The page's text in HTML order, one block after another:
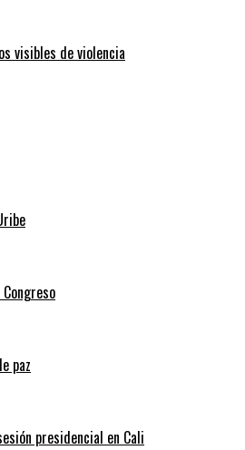
visibles de violencia
paz
presidencial en Cali